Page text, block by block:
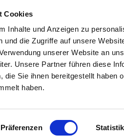
Cookies
Inhalte und Anzeigen zu
und die Zugriffe auf unsere
unserer Website an
Unsere Partner führen diese
die Sie ihnen bereitgestellt haben
haben.
Präferenzen
Büroumzug
Full Service-Umzug
Tipps